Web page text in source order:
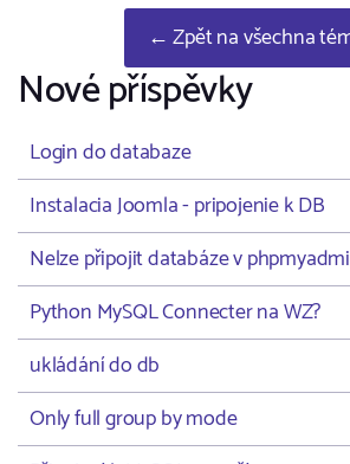
← Zpět na všechna
Nové příspěvky
Login do databaze
Instalacia Joomla - pripojenie k DB
Nelze připojit databáze v
Python MySQL Connecter na WZ?
ukládání do db
Only full group by mode